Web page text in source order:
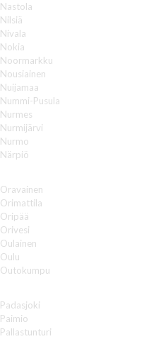
Nastola
Nilsiä
Nivala
Nokia
Noormarkku
Nousiainen
Nuijamaa
Nummi-Pusula
Nurmes
Nurmijärvi
Nurmo
Närpiö
Oravainen
Orimattila
Oripää
Orivesi
Oulainen
Oulu
Outokumpu
Padasjoki
Paimio
Pallastunturi